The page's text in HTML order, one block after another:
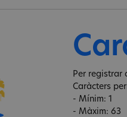
Per registrar
Caràcters
- Mínim: 1
- Màxim: 63